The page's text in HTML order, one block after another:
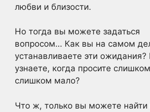
любви и близости.
Но тогда вы можете задаться
вопросом… Как вы на самом
устанавливаете эти ожидания?
узнаете, когда просите
слишком мало?
Что ж, только вы можете найти